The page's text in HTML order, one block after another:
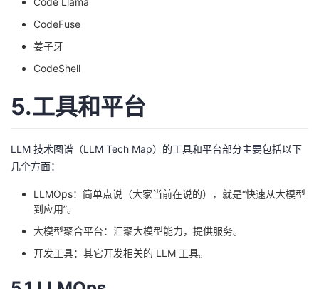
CodeFuse
姜子牙
CodeShell
5.工具和平台
LLM 技术图谱（LLM Tech Map）的工具和平台部分主要包括以下
几个方面：
LLMOps：简单点说（大家当前在说的），就是“快速从大模型
到应用”。
大模型聚合平台：汇聚大模型能力，提供服务。
开发工具：其它开发相关的 LLM 工具。